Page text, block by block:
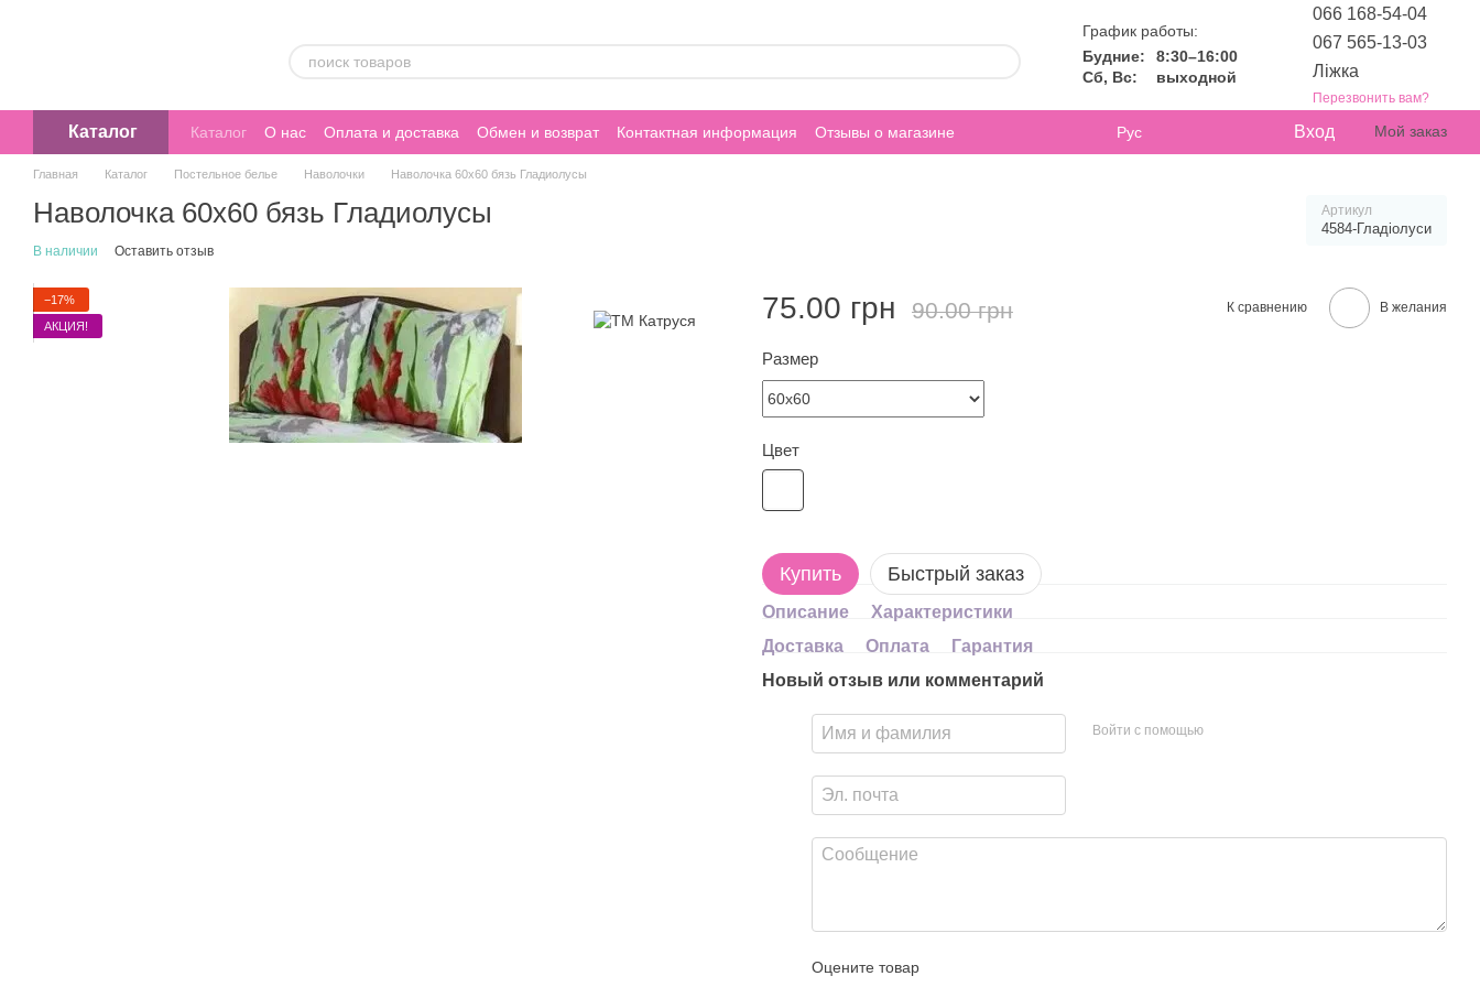
График работы:
Будние:
8:30–16:00
Сб, Вс:
выходной
066 168-54-04
067 565-13-03
Ліжка
Перезвонить вам?
Каталог Каталог О нас Оплата и доставка Обмен и возврат Контактная информация Отзывы о магазине Рус Вход Мой заказ
Главная Каталог Постельное белье Наволочки Наволочка 60х60 бязь Гладиолусы
Наволочка 60х60 бязь Гладиолусы Артикул
4584-Гладіолуси
В наличии Оставить отзыв
−17%
АКЦИЯ!
75.00 грн 90.00 грн К сравнению В желания
Размер
Цвет
Купить Быстрый заказ
Описание
Характеристики
Доставка
Оплата
Гарантия
Новый отзыв или комментарий
Войти с помощью
Оцените товар